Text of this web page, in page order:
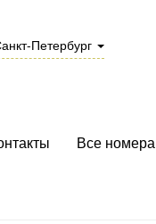
Петербург
Все номера